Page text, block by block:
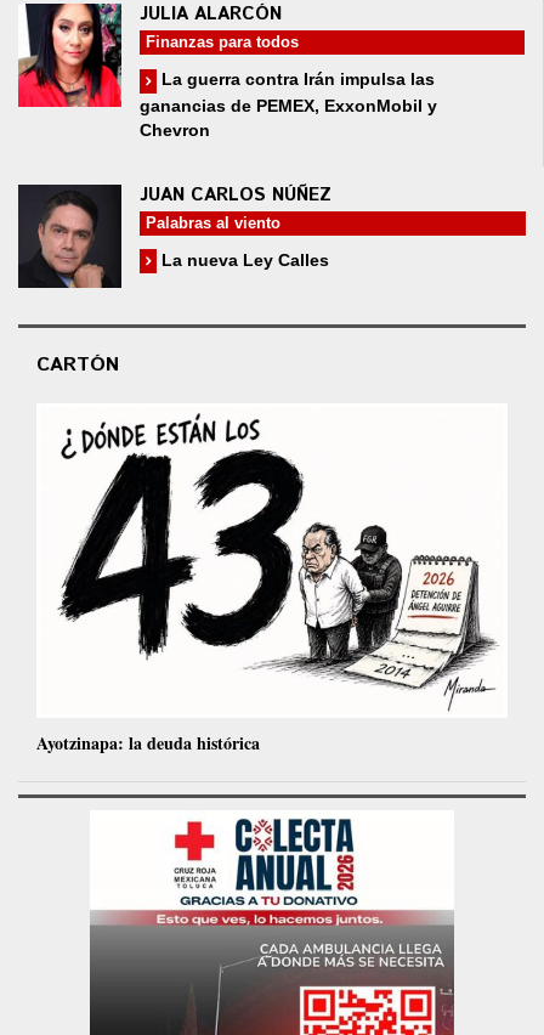
JULIA ALARCÓN
Finanzas para todos
La guerra contra Irán impulsa las
ganancias de PEMEX, ExxonMobil y
Chevron
JUAN CARLOS NÚÑEZ
Palabras al viento
La nueva Ley Calles
CARTÓN
Ayotzinapa: la deuda histórica